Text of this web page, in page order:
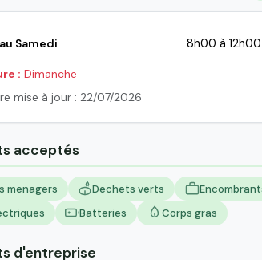
Samedi 8h00 à
: Dimanche
mise à jour : 22/07/2026
acceptés
menagers Dechets verts
Batteries Corps gras
d'entreprise